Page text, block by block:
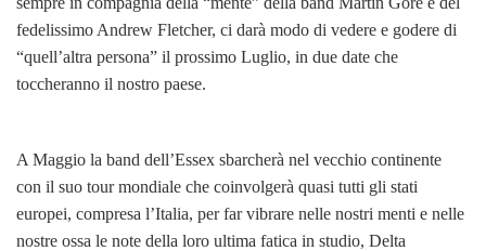
fedelissimo Andrew Fletcher, ci darà modo di vedere e godere di
“quell’altra persona” il prossimo Luglio, in due date che
toccheranno il nostro paese.
A Maggio la band dell’Essex sbarcherà nel vecchio continente
con il suo tour mondiale che coinvolgerà quasi tutti gli stati
europei, compresa l’Italia, per far vibrare nelle nostri menti e nelle
nostre ossa le note della loro ultima fatica in studio, Delta